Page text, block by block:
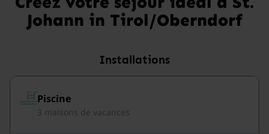
Johann in Tirol/Oberndorf
Installations
Piscine
3 maisons de vacances